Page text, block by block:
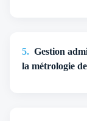
5. Gestion
la métrologie